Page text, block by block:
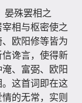
晏殊罢相之
相与枢密使之
欧阳修等皆为
谗言，使得新
、富弼、欧阳
这首词即在这
的无常，实则